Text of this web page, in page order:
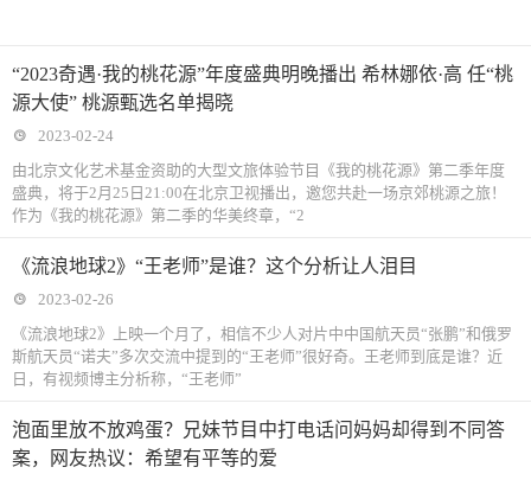
“2023奇遇·我的桃花源”年度盛典明晚播出 希林娜依·高 任“桃
源大使” 桃源甄选名单揭晓
2023-02-24
由北京文化艺术基金资助的大型文旅体验节目《我的桃花源》第二季年度
盛典，将于2月25日21:00在北京卫视播出，邀您共赴一场京郊桃源之旅！
作为《我的桃花源》第二季的华美终章，“2
《流浪地球2》“王老师”是谁？这个分析让人泪目
2023-02-26
《流浪地球2》上映一个月了，相信不少人对片中中国航天员“张鹏”和俄罗
斯航天员“诺夫”多次交流中提到的“王老师”很好奇。王老师到底是谁？近
日，有视频博主分析称，“王老师”
泡面里放不放鸡蛋？兄妹节目中打电话问妈妈却得到不同答
案，网友热议：希望有平等的爱